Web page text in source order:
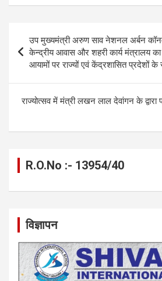
ce
o
o
k
se
n
g
er
at
A
p
p
e
gr
a
m
navigation
उप मुख्यमंत्री अरुण साव नेशनल अर्बन
केन्द्रीय आवास और शहरी कार्य मंत्रालय का
आयामों पर राज्यों एवं केंद्रशासित प्रदेशों
राज्योत्सव में मंत्री लखन लाल देवांगन के द्वारा
R.O.No :- 13954/40
विज्ञापन